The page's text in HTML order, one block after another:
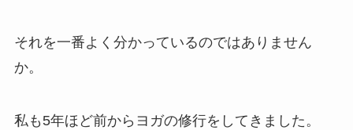
それを一番よく分かっているのではありません
か。
私も5年ほど前からヨガの修行をしてきました。